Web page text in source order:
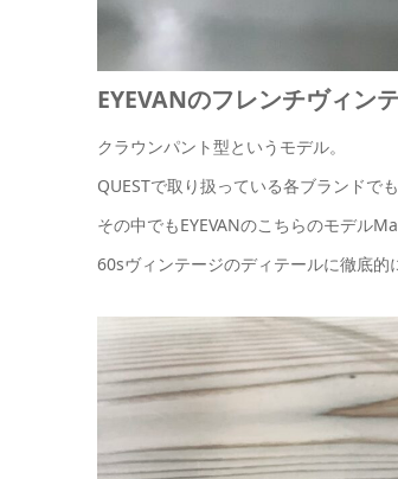
EYEVANのフレンチヴィンテ
クラウンパント型というモデル。
QUESTで取り扱っている各ブランドで
その中でもEYEVANのこちらのモデル
60sヴィンテージのディテールに徹底的